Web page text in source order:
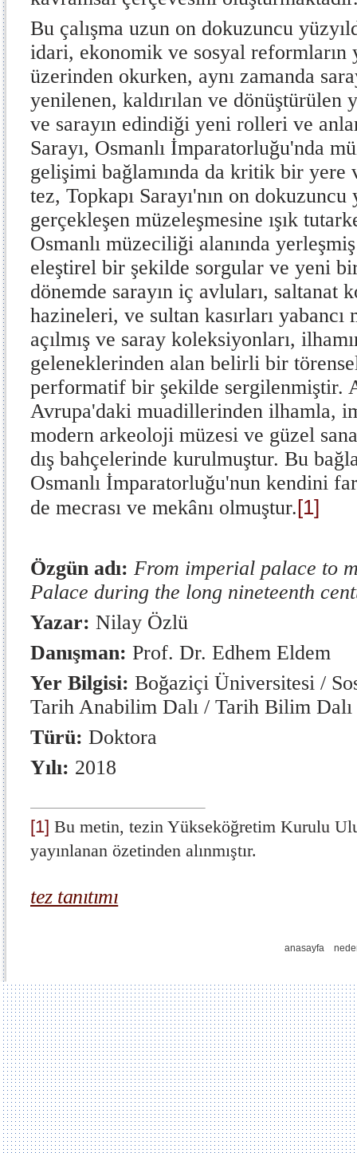
Bu çalışma uzun on dokuzuncu
idari, ekonomik ve sosyal reformların
üzerinden okurken, aynı zamanda
yenilenen, kaldırılan ve dönüştürülen
ve sarayın edindiği yeni rolleri ve
Sarayı, Osmanlı İmparatorluğu'nda
gelişimi bağlamında da kritik bir yere
tez, Topkapı Sarayı'nın on dokuzuncu
gerçekleşen müzeleşmesine ışık
Osmanlı müzeciliği alanında
eleştirel bir şekilde sorgular ve yeni
dönemde sarayın iç avluları, saltanat
hazineleri, ve sultan kasırları
açılmış ve saray koleksiyonları,
geleneklerinden alan belirli bir
performatif bir şekilde sergilenmiştir.
Avrupa'daki muadillerinden ilhamla,
modern arkeoloji müzesi ve güzel
dış bahçelerinde kurulmuştur. Bu
Osmanlı İmparatorluğu'nun kendini
de mecrası ve mekânı olmuştur.[1]
Özgün adı: From imperial palace to
Palace during the long nineteenth
Yazar: Nilay Özlü
Danışman: Prof. Dr. Edhem Eldem
Yer Bilgisi: Boğaziçi Üniversitesi /
Tarih Anabilim Dalı / Tarih Bilim Dalı
Türü: Doktora
Yılı: 2018
[1] Bu metin, tezin Yükseköğretim Kurulu
yayınlanan özetinden alınmıştır.
tez tanıtımı
anasayfa